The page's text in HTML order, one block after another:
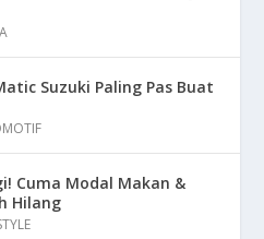
Suzuki Paling Pas Buat
Cuma Modal Makan &
Hilang